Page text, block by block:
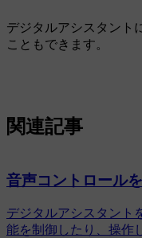
デジタルアシスタント
こともできます。
関連記事
音声コントロール
デジタルアシスタント
能を制御したり、操作